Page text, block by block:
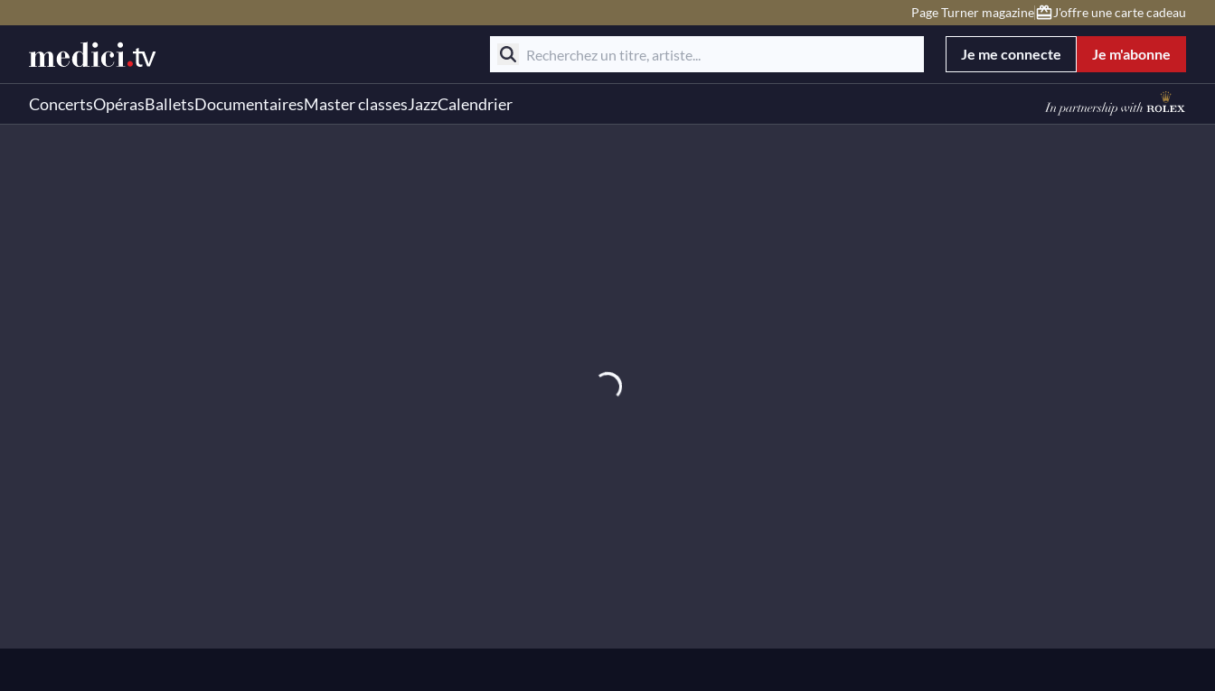
Page Turner magazine J'offre une carte cadeau
Je me connecte Je m'abonne
ConcertsOpérasBalletsDocumentairesMaster classesJazzCalendrier